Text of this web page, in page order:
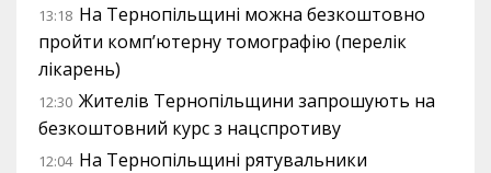
13:18 На Тернопільщині можна безкоштовно
пройти комп’ютерну томографію (перелік
лікарень)
12:30 Жителів Тернопільщини запрошують на
безкоштовний курс з нацспротиву
12:04 На Тернопільщині рятувальники